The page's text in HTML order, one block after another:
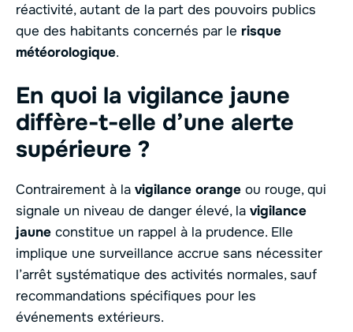
réactivité, autant de la part des pouvoirs publics
que des habitants concernés par le risque
météorologique.
En quoi la vigilance jaune
diffère-t-elle d’une alerte
supérieure ?
Contrairement à la vigilance orange ou rouge, qui
signale un niveau de danger élevé, la vigilance
jaune constitue un rappel à la prudence. Elle
implique une surveillance accrue sans nécessiter
l’arrêt systématique des activités normales, sauf
recommandations spécifiques pour les
événements extérieurs.